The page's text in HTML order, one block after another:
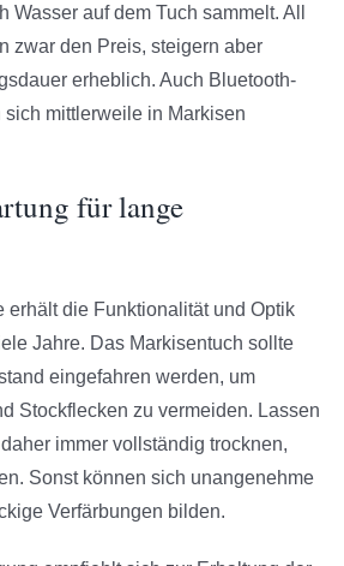
Wasser auf dem Tuch sammelt. All
zwar den Preis, steigern aber
erheblich. Auch Bluetooth-
sich mittlerweile in Markisen
für lange
erhält die Funktionalität und Optik
Jahre. Das Markisentuch sollte
eingefahren werden, um
Stockflecken zu vermeiden. Lassen
immer vollständig trocknen,
Sonst können sich unangenehme
Verfärbungen bilden.